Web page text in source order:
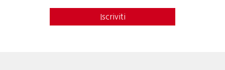
Iscriviti